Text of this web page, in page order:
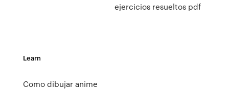
ejercicios resueltos pdf
Learn
Como dibujar anime